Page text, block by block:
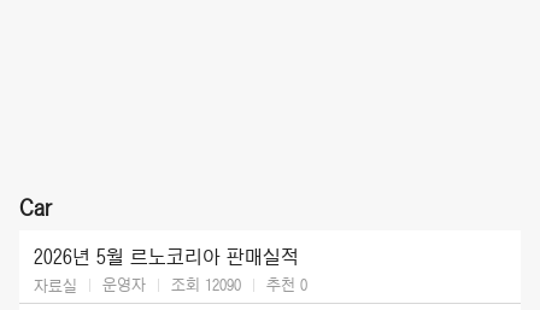
Car
2026년 5월 르노코리아 판매실적
자료실 운영자 조회 12090 추천 0